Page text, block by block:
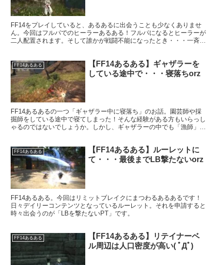
FF14をプレイしていると、あるあるに出会うことも少なくありませ
ん。今回はフルパでのヒーラーあるある！フルパになるとヒーラーが
二人配置されます。そして誰かが戦闘不能になったとき・・・一斉に
FF14あるある
【FF14あるある】ギャザラーを
している途中で・・・寝落ちorz
FF14あるあるの一つ「ギャザラー中に寝落ち」のお話。園芸師や採
掘師をしている途中で寝てしまった！そんな経験がある方もいらっし
ゃるのではないでしょうか。しかし、ギャザラーの中でも「漁師」に
FF14あるある
【FF14あるある】ルーレットに
て・・・最後までLB撃たないorz
FF14あるある。今回はリミットブレイクにまつわるあるあるです！
日々デイリーコンテンツとなっているルーレット。それを申請すると
時々出会うのが「LBを撃たないPT」です。
FF14あるある
【FF14あるある】リテイナーベ
ル周辺は人口密度が高い( ﾟДﾟ)